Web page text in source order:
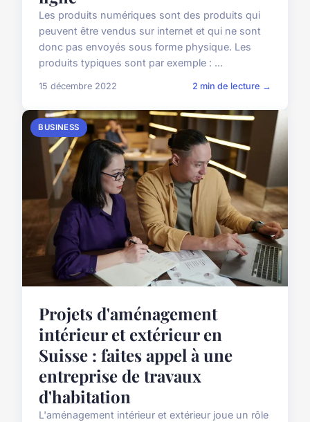
Les produits numériques sont des produits qui
peuvent être vendus sur internet et qui ne sont
donc pas envoyés sous forme physique. Les
produits typiques sont par exemple : ...
15 décembre 2022 2 min de lecture →
BUSINESS
Projets d'aménagement
intérieur et extérieur en
Suisse : faites appel à une
entreprise de travaux
d'habitation
L'aménagement intérieur et extérieur joue un rôle